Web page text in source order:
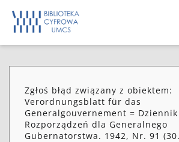
Zgłoś błąd związany z obiektem:
Verordnungsblatt für das
Generalgouvernement = Dziennik
Rozporządzeń dla Generalnego
Gubernatorstwa. 1942, Nr. 91